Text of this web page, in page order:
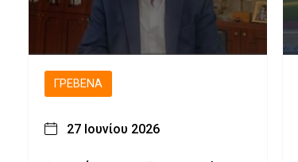
ΓΡΕΒΕΝΆ
27 Ιουνίου 2026